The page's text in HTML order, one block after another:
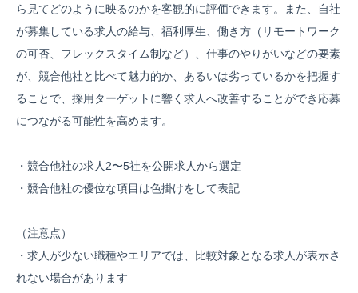
ら見てどのように映るのかを客観的に評価できます。また、自社
が募集している求人の給与、福利厚生、働き方（リモートワーク
の可否、フレックスタイム制など）、仕事のやりがいなどの要素
が、競合他社と比べて魅力的か、あるいは劣っているかを把握す
ることで、採用ターゲットに響く求人へ改善することができ応募
につながる可能性を高めます。
・競合他社の求人2〜5社を公開求人から選定
・競合他社の優位な項目は色掛けをして表記
（注意点）
・求人が少ない職種やエリアでは、比較対象となる求人が表示さ
れない場合があります